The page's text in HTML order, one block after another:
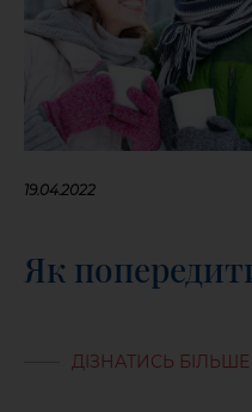
19.04.2022
Як
ДІЗНАТИСЬ БІЛЬШЕ